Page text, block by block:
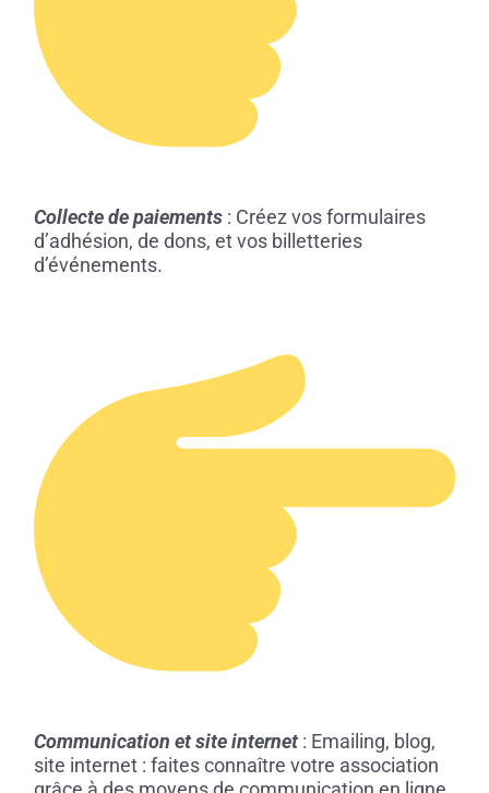
Collecte de paiements : Créez vos formulaires
d’adhésion, de dons, et vos billetteries
d’événements.
Communication et site internet: Emailing, blog,
site internet : faites connaître votre association